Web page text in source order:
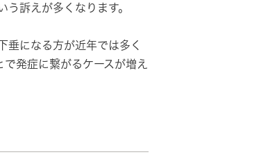
訴えが多くなります。
になる方が近年では多く
発症に繋がるケースが増え